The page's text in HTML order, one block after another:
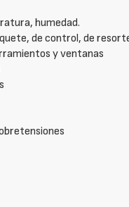
humedad.
de control, de
y ventanas